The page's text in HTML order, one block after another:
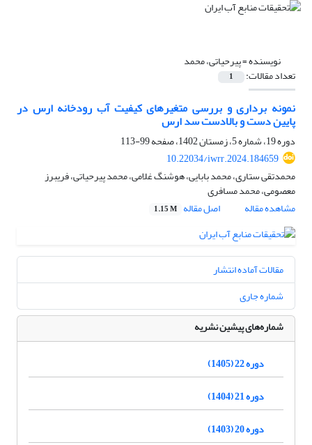
نویسنده =پیرحیاتی، محمد
تعداد مقالات: 1
نمونه‏ برداری و بررسی متغیرهای کیفیت آب رودخانه ارس در
پایین دست و بالادست سد ارس
دوره 19، شماره 5، زمستان 1402، صفحه
99-113
10.22034/iwrr.2024.184659
محمدتقی ستاری، محمد بابایی، هوشنگ غلامی، محمد پیرحیاتی، فریبرز
معصومی، محمد مسافری
مشاهده مقاله
اصل مقاله 1.15 M
مقالات آماده انتشار
شماره جاری
شماره‌های پیشین نشریه
دوره 22 (1405)
دوره 21 (1404)
دوره 20 (1403)